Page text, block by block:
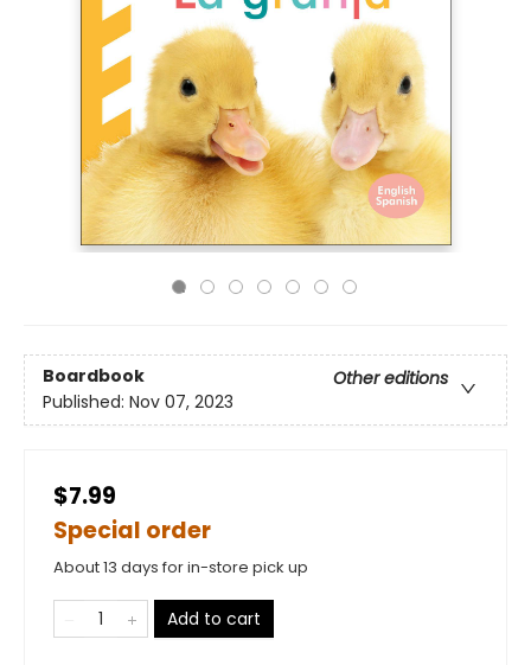
Boardbook
Other editions
Published: Nov 07, 2023
$7.99
Special order
About 13 days for in-store pick up
Add to cart